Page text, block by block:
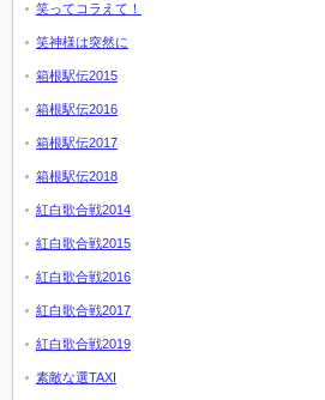
笑ってコラえて！
笑神様は突然に
箱根駅伝2015
箱根駅伝2016
箱根駅伝2017
箱根駅伝2018
紅白歌合戦2014
紅白歌合戦2015
紅白歌合戦2016
紅白歌合戦2017
紅白歌合戦2019
素敵な選TAXI